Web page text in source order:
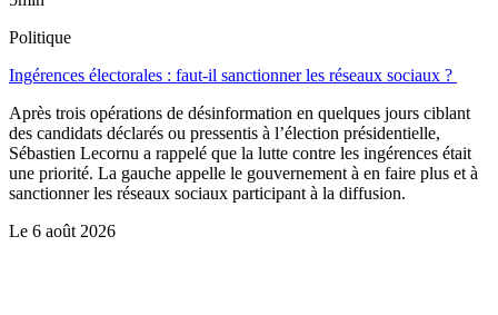
Politique
Ingérences électorales : faut-il sanctionner les réseaux sociaux ?
Après trois opérations de désinformation en quelques jours ciblant
des candidats déclarés ou pressentis à l’élection présidentielle,
Sébastien Lecornu a rappelé que la lutte contre les ingérences était
une priorité. La gauche appelle le gouvernement à en faire plus et à
sanctionner les réseaux sociaux participant à la diffusion.
Le 6 août 2026